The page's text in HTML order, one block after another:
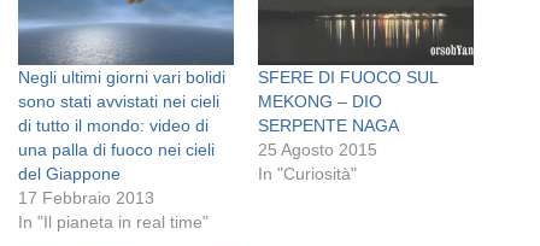
Negli ultimi giorni vari bolidi
sono stati avvistati nei cieli
di tutto il mondo: video di
una palla di fuoco nei cieli
del Giappone
17 Febbraio 2013
In "Il pianeta in real time"
SFERE DI FUOCO SUL
MEKONG – DIO
SERPENTE NAGA
25 Agosto 2015
In "Curiosità"